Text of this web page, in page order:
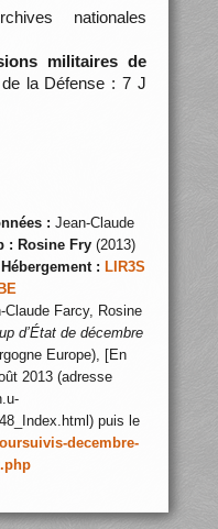
nationales
militaires de
la Défense : 7 J
: Jean-Claude
: Rosine Fry(2013)
Hébergement : LIR3S
Claude Farcy, Rosine
d’État de décembre
Europe), [En
2013 (adresse
puis le
decembre-